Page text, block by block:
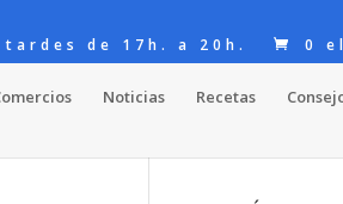
tardes de 17h. a 20h.
0
Noticias Recetas